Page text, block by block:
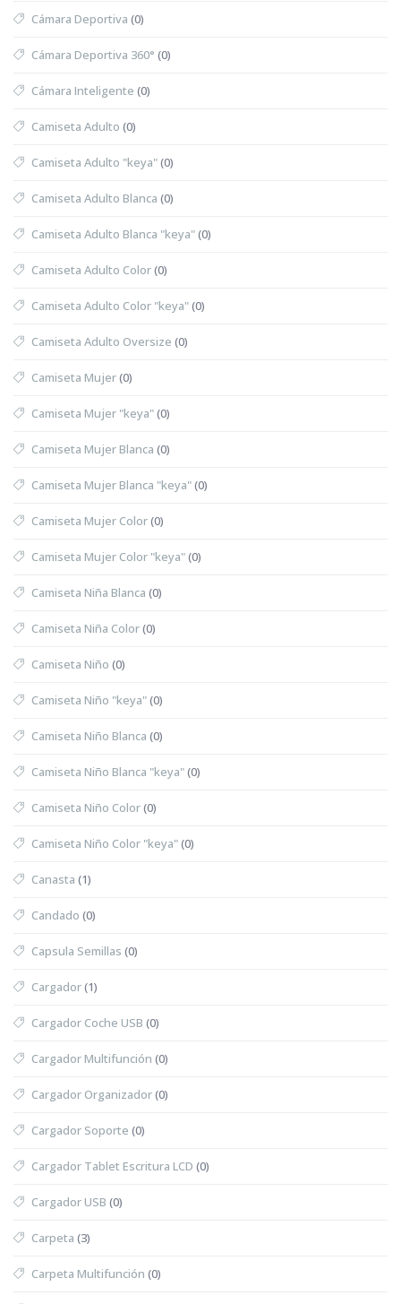
Cámara Deportiva (0)
Cámara Deportiva 360° (0)
Cámara Inteligente (0)
Camiseta Adulto (0)
Camiseta Adulto "keya"(0)
Camiseta Adulto Blanca (0)
Camiseta Adulto Blanca "keya"(0)
Camiseta Adulto Color(0)
Camiseta Adulto Color "keya"(0)
Camiseta Adulto Oversize (0)
Camiseta Mujer(0)
Camiseta Mujer "keya"(0)
Camiseta Mujer Blanca (0)
Camiseta Mujer Blanca "keya"(0)
Camiseta Mujer Color(0)
Camiseta Mujer Color "keya"(0)
Camiseta Niña Blanca (0)
Camiseta Niña Color(0)
Camiseta Niño (0)
Camiseta Niño "keya"(0)
Camiseta Niño Blanca (0)
Camiseta Niño Blanca "keya"(0)
Camiseta Niño Color(0)
Camiseta Niño Color "keya"(0)
Canasta (1)
Candado (0)
Capsula Semillas (0)
Cargador(1)
Cargador Coche USB (0)
Cargador Multifunción (0)
Cargador Organizador(0)
Cargador Soporte (0)
Cargador Tablet Escritura LCD (0)
Cargador USB (0)
Carpeta (3)
Carpeta Multifunción (0)